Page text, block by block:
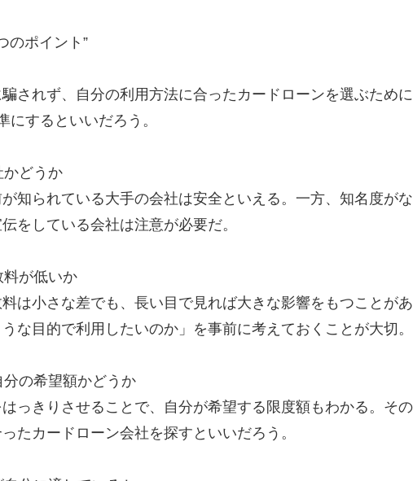
のポイント”
されず、自分の利用方法に合ったカードローンを選ぶため
にするといいだろう。
かどうか
知られている大手の会社は安全といえる。一方、知名度が
をしている会社は注意が必要だ。
料が低いか
は小さな差でも、長い目で見れば大きな影響をもつことが
な目的で利用したいのか」を事前に考えておくことが大切。
の希望額かどうか
っきりさせることで、自分が希望する限度額もわかる。その
たカードローン会社を探すといいだろう。